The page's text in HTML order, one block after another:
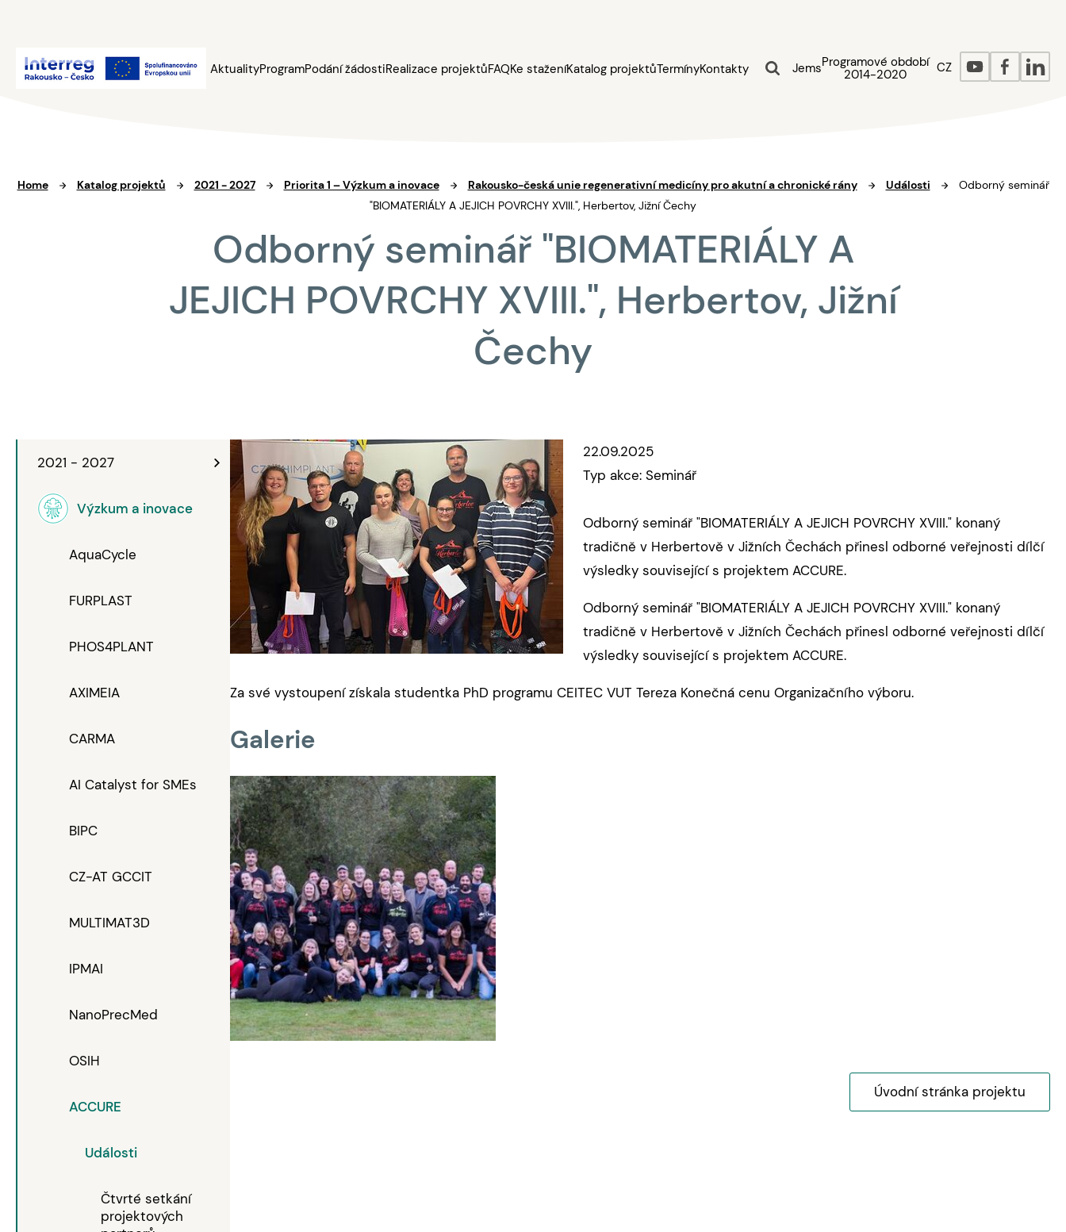
AktualityProgramPodání žádostiRealizace projektůFAQKe staženíKatalog projektůTermínyKontakty JemsProgramové období
2014-2020
CZ
Home Katalog projektů 2021 - 2027 Priorita 1 – Výzkum a inovace Rakousko-česká unie regenerativní medicíny pro akutní a chronické rány Události
Odborný seminář
"BIOMATERIÁLY A JEJICH POVRCHY XVIII.", Herbertov, Jižní Čechy
Odborný seminář "BIOMATERIÁLY A
JEJICH POVRCHY XVIII.", Herbertov, Jižní
Čechy
2021 - 2027
Výzkum a inovace
AquaCycle
FURPLAST
PHOS4PLANT
AXIMEIA
CARMA
AI Catalyst for SMEs
BIPC
CZ-AT GCCIT
MULTIMAT3D
IPMAI
NanoPrecMed
OSIH
ACCURE
Události
Čtvrté setkání
projektových
22.09.2025
Typ akce: Seminář
Odborný seminář "BIOMATERIÁLY A JEJICH POVRCHY XVIII." konaný
tradičně v Herbertově v Jižních Čechách přinesl odborné veřejnosti dílčí
výsledky související s projektem ACCURE.
Odborný seminář "BIOMATERIÁLY A JEJICH POVRCHY XVIII." konaný
tradičně v Herbertově v Jižních Čechách přinesl odborné veřejnosti dílčí
výsledky související s projektem ACCURE.
Za své vystoupení získala studentka PhD programu CEITEC VUT Tereza Konečná cenu Organizačního výboru.
Galerie
Úvodní stránka projektu